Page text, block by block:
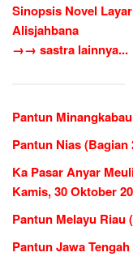
Sinopsis Novel
Alisjahbana
→→ sastra lainnya...
Pantun
Pantun Nias (Bagian
Ka Pasar Anyar
Kamis, 30 Oktober
Pantun Melayu Riau
Pantun Jawa